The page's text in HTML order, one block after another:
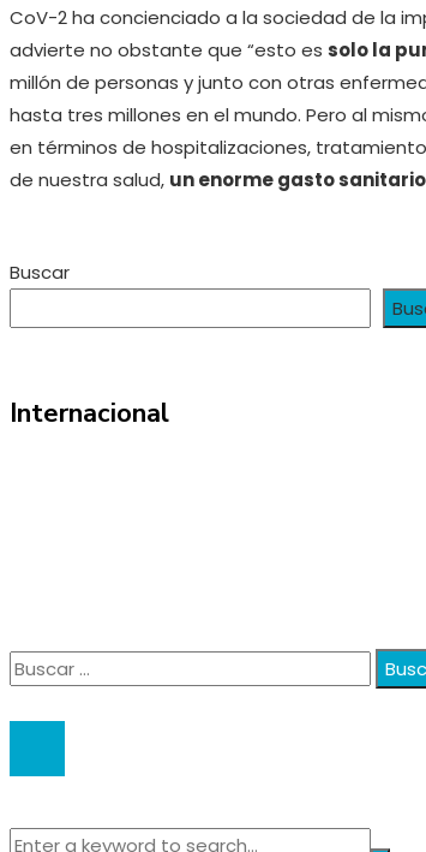
CoV-2 ha concienciado a la sociedad de la
advierte no obstante que “esto es solo la
millón de personas y junto con otras
hasta tres millones en el mundo. Pero al
en términos de hospitalizaciones,
de nuestra salud, un enorme gasto sanitario
Buscar
Internacional
Buscar: